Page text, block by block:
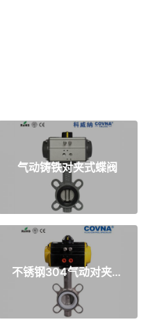
气动铸铁对夹式蝶阀
不锈钢304气动对夹式蝶阀